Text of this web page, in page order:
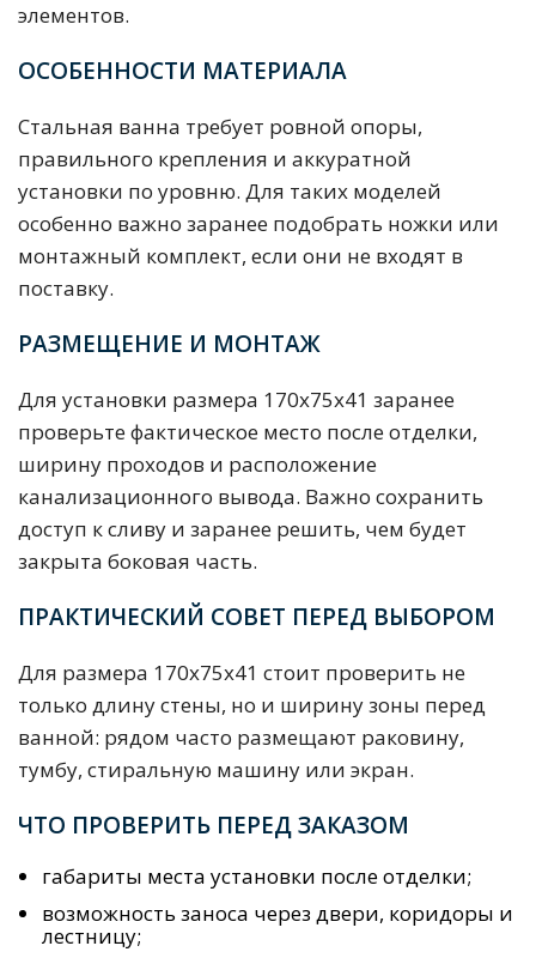
элементов.
ОСОБЕННОСТИ МАТЕРИАЛА
Стальная ванна требует ровной опоры,
правильного крепления и аккуратной
установки по уровню. Для таких моделей
особенно важно заранее подобрать ножки или
монтажный комплект, если они не входят в
поставку.
РАЗМЕЩЕНИЕ И МОНТАЖ
Для установки размера 170x75x41 заранее
проверьте фактическое место после отделки,
ширину проходов и расположение
канализационного вывода. Важно сохранить
доступ к сливу и заранее решить, чем будет
закрыта боковая часть.
ПРАКТИЧЕСКИЙ СОВЕТ ПЕРЕД ВЫБОРОМ
Для размера 170x75x41 стоит проверить не
только длину стены, но и ширину зоны перед
ванной: рядом часто размещают раковину,
тумбу, стиральную машину или экран.
ЧТО ПРОВЕРИТЬ ПЕРЕД ЗАКАЗОМ
габариты места установки после отделки;
возможность заноса через двери, коридоры и
лестницу;